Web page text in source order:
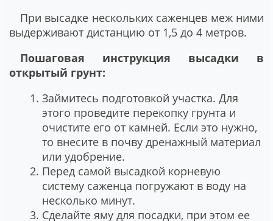
При высадке нескольких саженцев меж ними
выдерживают дистанцию от 1,5 до 4 метров.
Пошаговая инструкция высадки в
открытый грунт:
Займитесь подготовкой участка. Для
этого проведите перекопку грунта и
очистите его от камней. Если это нужно,
то внесите в почву дренажный материал
или удобрение.
Перед самой высадкой корневую
систему саженца погружают в воду на
несколько минут.
Сделайте яму для посадки, при этом ее